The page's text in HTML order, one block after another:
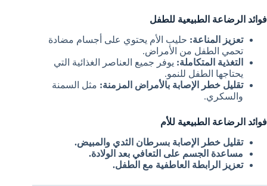
فوائد الرضاعة الطبيعية للطفل
تعزيز المناعة: حليب الأم يحتوي على أجسام مضادة
تحمي الطفل من الأمراض.
التغذية المتكاملة: يوفر جميع العناصر الغذائية التي
يحتاجها الطفل للنمو.
تقليل خطر الإصابة بالأمراض المزمنة: مثل السمنة
والسكري.
فوائد الرضاعة الطبيعية للأم
تقليل خطر الإصابة بسرطان الثدي والمبيض.
مساعدة الجسم على التعافي بعد الولادة.
تعزيز الرابطة العاطفية مع الطفل.